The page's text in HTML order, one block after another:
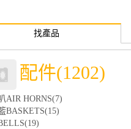
找產品
配件(1202)
AIR HORNS(7)
BASKETS(15)